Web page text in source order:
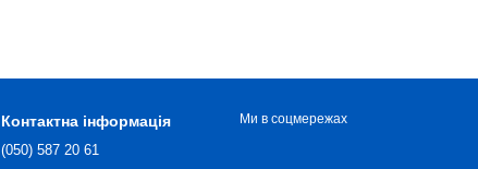
Контактна інформація
(050) 587 20 61
Ми в соцмережах